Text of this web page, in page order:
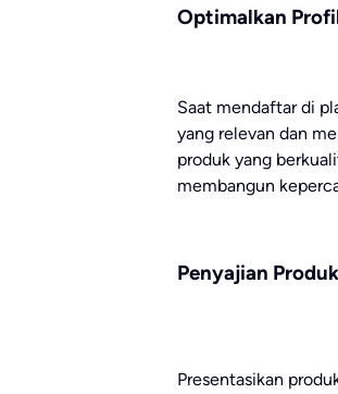
Optimalkan
Saat mendaftar di
yang relevan dan
produk yang
membangun
Penyajian
Presentasikan